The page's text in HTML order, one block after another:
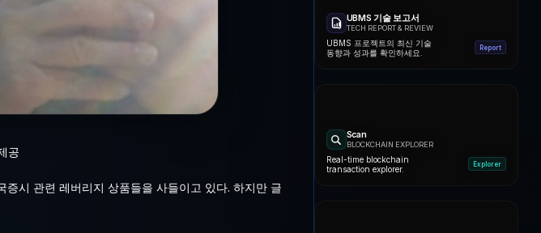
공
시 관련 레버리지 상품들을 사들이고 있다. 하지만 글
UBMS 기술 보고서
TECH REPORT & REVIEW
UBMS 프로젝트의 최신 기술
동향과 성과를 확인하세요.
Report
Scan
BLOCKCHAIN EXPLORER
Real-time blockchain
transaction explorer.
Explorer